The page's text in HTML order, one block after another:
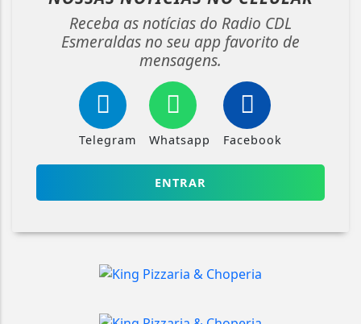
Receba as notícias do Radio CDL
Esmeraldas no seu app favorito de
mensagens.
Telegram Whatsapp Facebook
ENTRAR